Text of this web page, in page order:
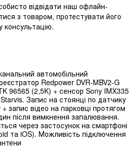
відвідати наш офлайн-
з товаром, протестувати його
консультацію.
автомобільний
Redpower DVR-MBV2-G
96565 (2,5K) + сенсор Sony IMX335
Starvis. Запис на стоянці по датчику
+ запис відео на парковці протягом
після вимкнення запалювання.
через застосунок на смартфоні
та iOS). Можливість підключення